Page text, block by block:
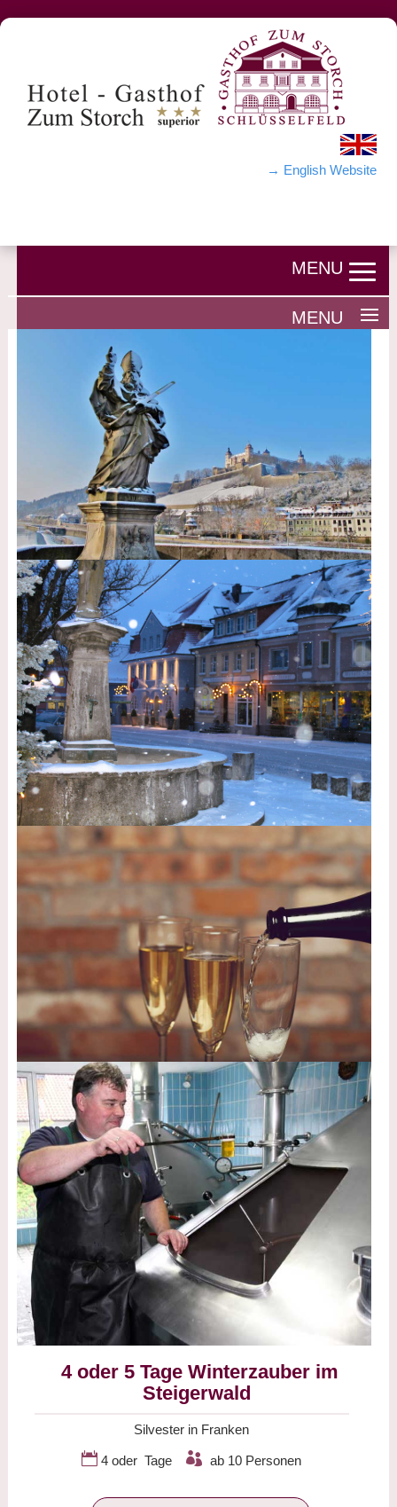
→ English Website
4 oder 5 Tage Winterzauber im
Steigerwald
Silvester in Franken
 4 oder Tage ab 10 Personen